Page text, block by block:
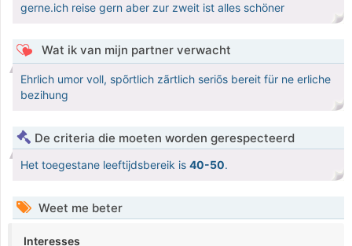
gerne.ich reise gern aber zur zweit ist alles schöner
Wat ik van mijn partner verwacht
Ehrlich umor voll, spõrtlich zãrtlich seriõs bereit für ne erliche
bezihung
De criteria die moeten worden gerespecteerd
Het toegestane leeftijdsbereik is 40-50.
Weet me beter
Interesses